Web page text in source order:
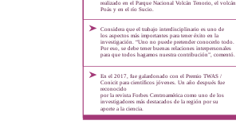
realizado en el Parque Nacional Volcán Tenorio, el volcán
Poás y en el río Sucio.
Considera que el trabajo interdisciplinario es uno de
los aspectos más importantes para tener éxito en la
investigación. “Uno no puede pretender conocerlo todo.
Por eso, se debe tener buenas relaciones interpersonales
para que todos hagamos nuestra contribución”, comentó.
En el 2017, fue galardonado con el Premio TWAS /
Conicit para científicos jóvenes. Un año después fue
reconocido
por la revista Forbes Centroamérica como uno de los
investigadores más destacados de la región por su
aporte a la ciencia.